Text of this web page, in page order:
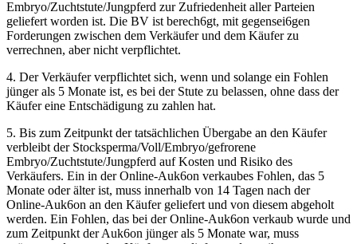
Embryo/Zuchtstute/Jungpferd zur Zufriedenheit aller Parteien
geliefert worden ist. Die BV ist berech6gt, mit gegensei6gen
Forderungen zwischen dem Verkäufer und dem Käufer zu
verrechnen, aber nicht verpflichtet.
4. Der Verkäufer verpflichtet sich, wenn und solange ein Fohlen
jünger als 5 Monate ist, es bei der Stute zu belassen, ohne dass der
Käufer eine Entschädigung zu zahlen hat.
5. Bis zum Zeitpunkt der tatsächlichen Übergabe an den Käufer
verbleibt der Stocksperma/Voll/Embryo/gefrorene
Embryo/Zuchtstute/Jungpferd auf Kosten und Risiko des
Verkäufers. Ein in der Online-Auk6on verkaubes Fohlen, das 5
Monate oder älter ist, muss innerhalb von 14 Tagen nach der
Online-Auk6on an den Käufer geliefert und von diesem abgeholt
werden. Ein Fohlen, das bei der Online-Auk6on verkaub wurde und
zum Zeitpunkt der Auk6on jünger als 5 Monate war, muss